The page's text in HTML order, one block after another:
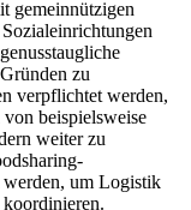
gemeinnützigen
zu
verpflichtet werden,
beispielsweise
weiter zu
-
werden, um Logistik